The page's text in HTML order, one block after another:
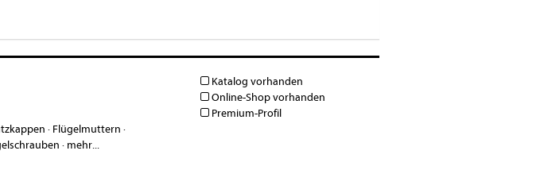
· Flügelmuttern ·
· mehr...
Katalog vorhanden
Online-Shop vorhanden
Premium-Profil